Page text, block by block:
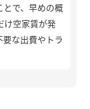
とで、早めの概
け空家賃が発
な出費やトラ